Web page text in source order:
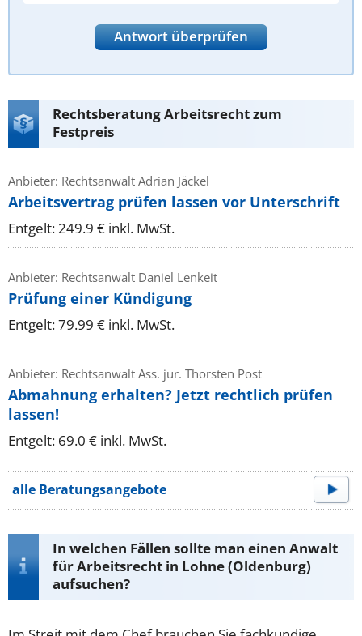
Antwort überprüfen
Rechtsberatung Arbeitsrecht zum
Festpreis
Anbieter: Rechtsanwalt Adrian Jäckel
Arbeitsvertrag prüfen lassen vor Unterschrift
Entgelt: 249.9 € inkl. MwSt.
Anbieter: Rechtsanwalt Daniel Lenkeit
Prüfung einer Kündigung
Entgelt: 79.99 € inkl. MwSt.
Anbieter: Rechtsanwalt Ass. jur. Thorsten Post
Abmahnung erhalten? Jetzt rechtlich prüfen
lassen!
Entgelt: 69.0 € inkl. MwSt.
alle Beratungsangebote
In welchen Fällen sollte man einen Anwalt
für Arbeitsrecht in Lohne (Oldenburg)
aufsuchen?